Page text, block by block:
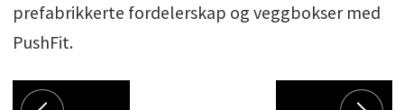
prefabrikkerte fordelerskap og veggbokser med
PushFit.